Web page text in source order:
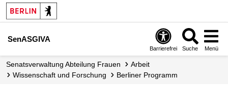
SenASGIVA
Barrierefrei Suche Menü
Senats­verwaltung Abteilung Frauen
Arbeit
Wissenschaft und Forschung
Berliner Programm